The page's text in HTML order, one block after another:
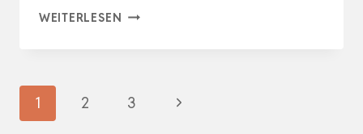
WEITERLESEN ACCENT
MODERNER
Seitennavigation
1 2 3
Nächste